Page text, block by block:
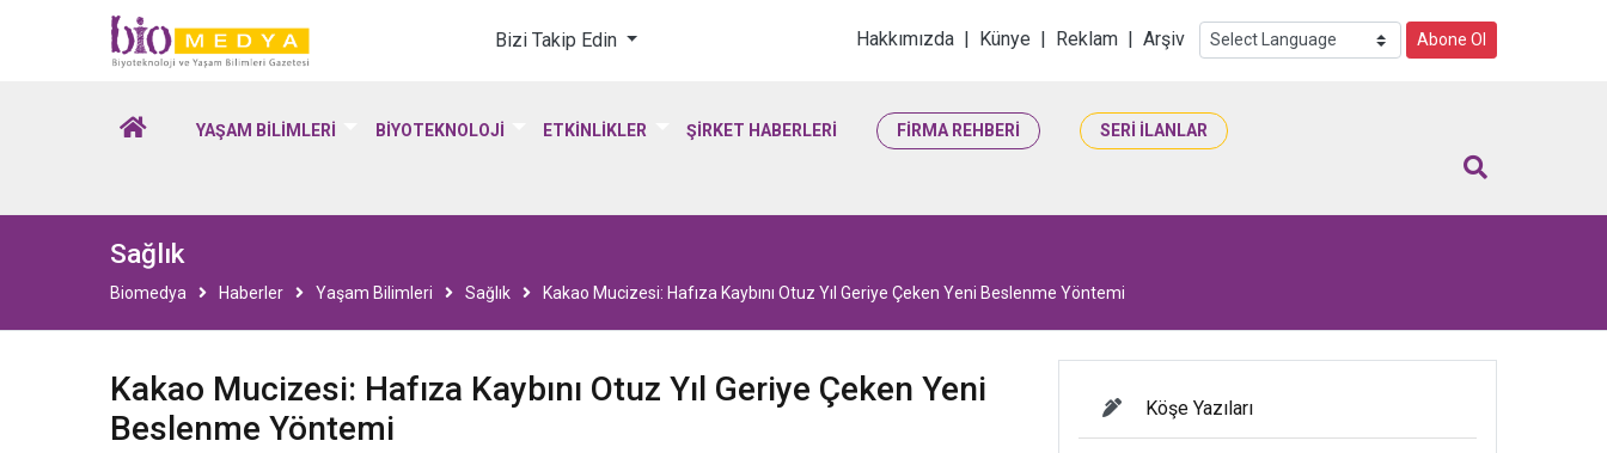
Biomedya - Biyoteknoloji & Yaşam Bilimleri
Bizi Takip Edin Hakkımızda | Künye | Reklam | Arşiv Abone Ol
YAŞAM BİLİMLERİ BİYOTEKNOLOJİ ETKİNLİKLER ŞİRKET HABERLERİ FİRMA REHBERİ SERİ İLANLAR
Sağlık
Biomedya Haberler Yaşam Bilimleri Sağlık Kakao Mucizesi: Hafıza Kaybını Otuz Yıl Geriye Çeken Yeni Beslenme Yöntemi
Kakao Mucizesi: Hafıza Kaybını Otuz Yıl Geriye Çeken Yeni
Beslenme Yöntemi
Köşe Yazıları